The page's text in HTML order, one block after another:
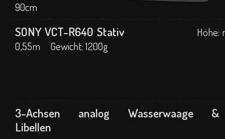
90cm
SONY VCT-R640 Stativ
Höhe:
0,55m Gewicht: 1200g
3-Achsen analog Wasserwaage&
Libellen